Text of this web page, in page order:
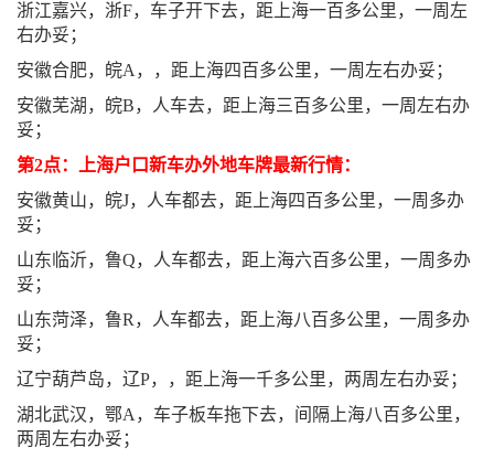
浙江嘉兴，浙F，车子开下去，距上海一百多公里，一周左
右办妥；
安徽合肥，皖A，，距上海四百多公里，一周左右办妥；
安徽芜湖，皖B，人车去，距上海三百多公里，一周左右办
妥；
第2点：上海户口新车办外地车牌最新行情：
安徽黄山，皖J，人车都去，距上海四百多公里，一周多办
妥；
山东临沂，鲁Q，人车都去，距上海六百多公里，一周多办
妥；
山东菏泽，鲁R，人车都去，距上海八百多公里，一周多办
妥；
辽宁葫芦岛，辽P，，距上海一千多公里，两周左右办妥；
湖北武汉，鄂A，车子板车拖下去，间隔上海八百多公里，
两周左右办妥；